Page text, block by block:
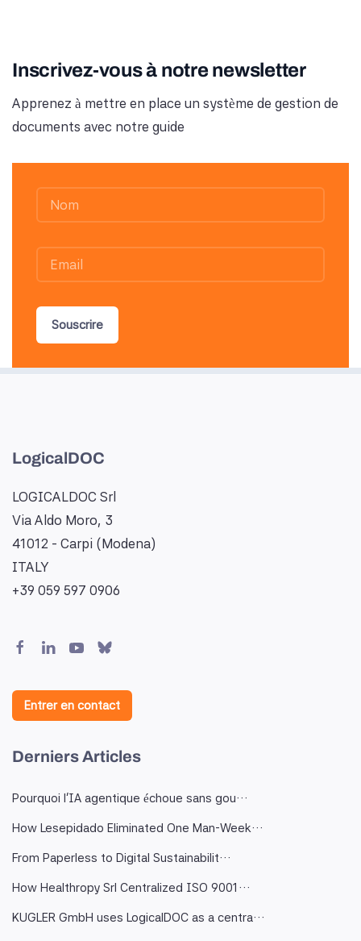
Inscrivez-vous à notre newsletter
Apprenez à mettre en place un système de gestion de
documents avec notre guide
Souscrire
LogicalDOC
LOGICALDOC Srl
Via Aldo Moro, 3
41012 - Carpi (Modena)
ITALY
+39 059 597 0906
Entrer en contact
Derniers Articles
Pourquoi l'IA agentique échoue sans gou…
How Lesepidado Eliminated One Man-Week…
From Paperless to Digital Sustainabilit…
How Healthropy Srl Centralized ISO 9001…
KUGLER GmbH uses LogicalDOC as a centra…